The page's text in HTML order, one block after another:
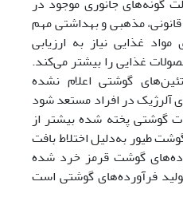
قانونی، مذهبی و بهداشتی مهم
غذایی نیاز به ارزیابی
غذایی را بیشتر می‌کند.
گوشتی اعلام نشده
آلرژیک در افراد مستعد شود
گوشتی پخته شده بیشتر از
طیور به‌دلیل اختلاط بافت
گوشت قرمز خرد شده
فرآورده‌های گوشتی است